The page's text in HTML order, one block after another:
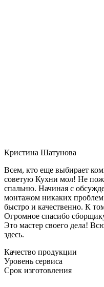
Кристина Шатунова
Всем, кто еще выбирает
советую Кухни мол! Не
спальню. Начиная с
монтажом никаких
быстро и качественно. К
Огромное спасибо
Это мастер своего дела!
здесь.
Качество продукции
Уровень сервиса
Срок изготовления